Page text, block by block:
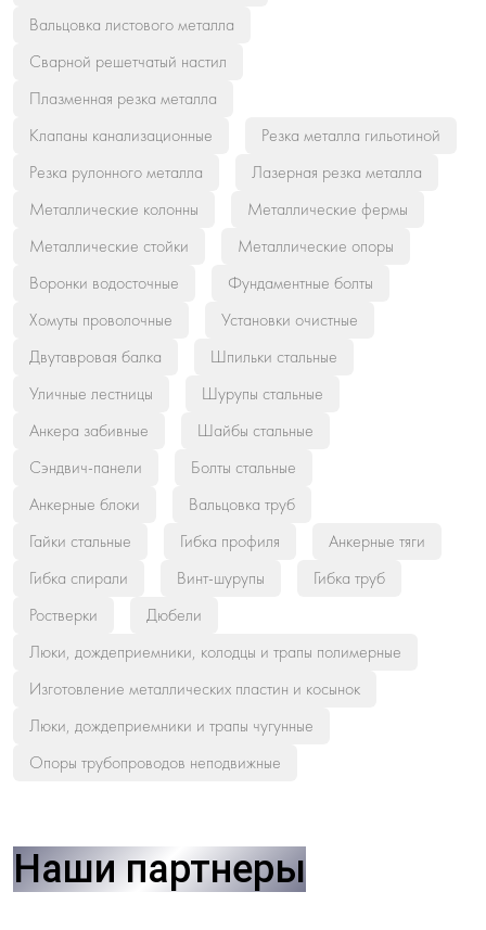
Вальцовка листового металла
Сварной решетчатый настил
Плазменная резка металла
Клапаны канализационные
Резка металла гильотиной
Резка рулонного металла
Лазерная резка металла
Металлические колонны
Металлические фермы
Металлические стойки
Металлические опоры
Воронки водосточные
Фундаментные болты
Хомуты проволочные
Установки очистные
Двутавровая балка
Шпильки стальные
Уличные лестницы
Шурупы стальные
Анкера забивные
Шайбы стальные
Сэндвич-панели
Болты стальные
Анкерные блоки
Вальцовка труб
Гайки стальные
Гибка профиля
Анкерные тяги
Гибка спирали
Винт-шурупы
Гибка труб
Ростверки
Дюбели
Люки, дождеприемники, колодцы и трапы полимерные
Изготовление металлических пластин и косынок
Люки, дождеприемники и трапы чугунные
Опоры трубопроводов неподвижные
Наши партнеры